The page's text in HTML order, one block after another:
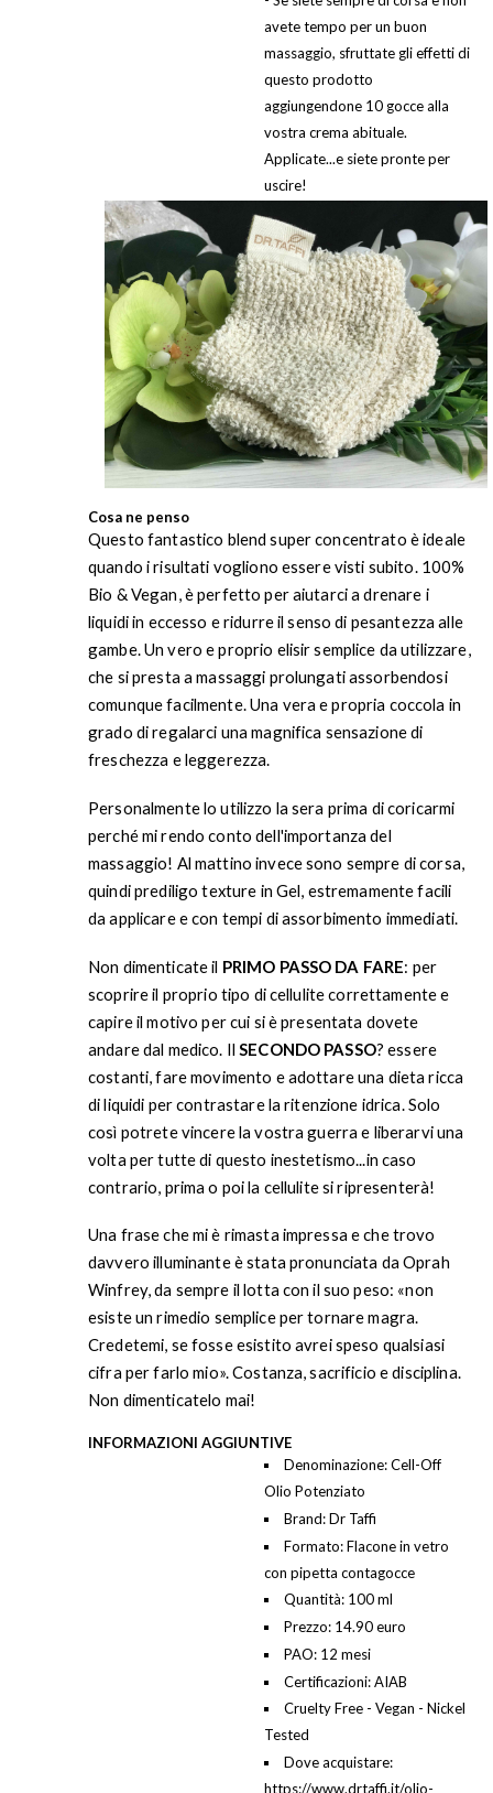
avete tempo per un buon
massaggio, sfruttate gli effetti di
questo prodotto
aggiungendone 10 gocce alla
vostra crema abituale.
Applicate...e siete pronte per
uscire!
Cosa ne penso
Questo fantastico blend super concentrato è ideale
quando i risultati vogliono essere visti subito. 100%
Bio & Vegan, è perfetto per aiutarci a drenare i
liquidi in eccesso e ridurre il senso di pesantezza alle
gambe. Un vero e proprio elisir semplice da utilizzare,
che si presta a massaggi prolungati assorbendosi
comunque facilmente. Una vera e propria coccola in
grado di regalarci una magnifica sensazione di
freschezza e leggerezza.
Personalmente lo utilizzo la sera prima di coricarmi
perché mi rendo conto dell'importanza del
massaggio! Al mattino invece sono sempre di corsa,
quindi prediligo texture in Gel, estremamente facili
da applicare e con tempi di assorbimento immediati.
Non dimenticate il PRIMO PASSO DA FARE: per
scoprire il proprio tipo di cellulite correttamente e
capire il motivo per cui si è presentata dovete
andare dal medico. IlSECONDO PASSO? essere
costanti, fare movimento e adottare una dieta ricca
di liquidi per contrastare la ritenzione idrica. Solo
così potrete vincere la vostra guerra e liberarvi una
volta per tutte di questo inestetismo...in caso
contrario, prima o poi la cellulite si ripresenterà!
Una frase che mi è rimasta impressa e che trovo
davvero illuminante è stata pronunciata da Oprah
Winfrey, da sempre il lotta con il suo peso: «non
esiste un rimedio semplice per tornare magra.
Credetemi, se fosse esistito avrei speso qualsiasi
cifra per farlo mio». Costanza, sacrificio e disciplina.
Non dimenticatelo mai!
INFORMAZIONI AGGIUNTIVE
Denominazione: Cell-Off
Olio Potenziato
Brand: Dr Taffi
Formato: Flacone in vetro
con pipetta contagocce
Quantità: 100 ml
Prezzo: 14.90 euro
PAO: 12 mesi
Certificazioni: AIAB
Cruelty Free - Vegan - Nickel
Tested
Dove acquistare:
https://www.drtaffi.it/olio-